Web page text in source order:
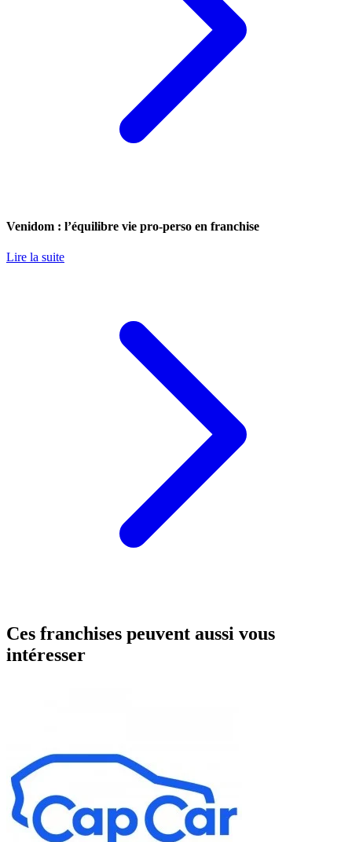
Venidom : l’équilibre vie pro-perso en franchise
Lire la suite
Ces franchises peuvent aussi vous
intéresser